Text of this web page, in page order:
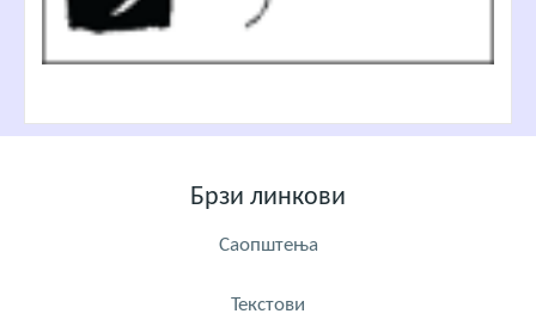
Брзи линкови
Саопштења
Текстови